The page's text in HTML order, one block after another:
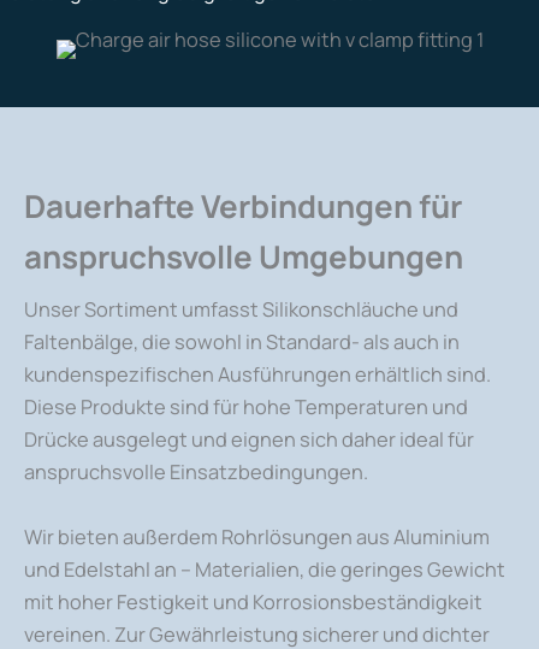
Dauerhafte Verbindungen für
anspruchsvolle Umgebungen
Unser Sortiment umfasst Silikonschläuche und
Faltenbälge, die sowohl in Standard- als auch in
kundenspezifischen Ausführungen erhältlich sind.
Diese Produkte sind für hohe Temperaturen und
Drücke ausgelegt und eignen sich daher ideal für
anspruchsvolle Einsatzbedingungen.
Wir bieten außerdem Rohrlösungen aus Aluminium
und Edelstahl an – Materialien, die geringes Gewicht
mit hoher Festigkeit und Korrosionsbeständigkeit
vereinen. Zur Gewährleistung sicherer und dichter